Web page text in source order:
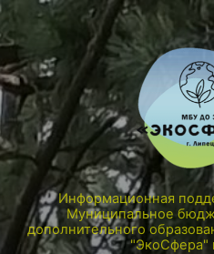
Информационная
Муниципальное
дополнительного
"ЭкоСфера"